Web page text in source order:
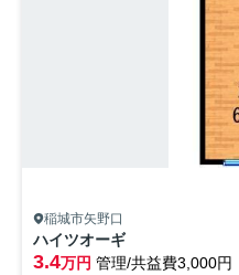
稲城市矢野口
ハイツオーギ
3.4万円 管理/共益費3,000円